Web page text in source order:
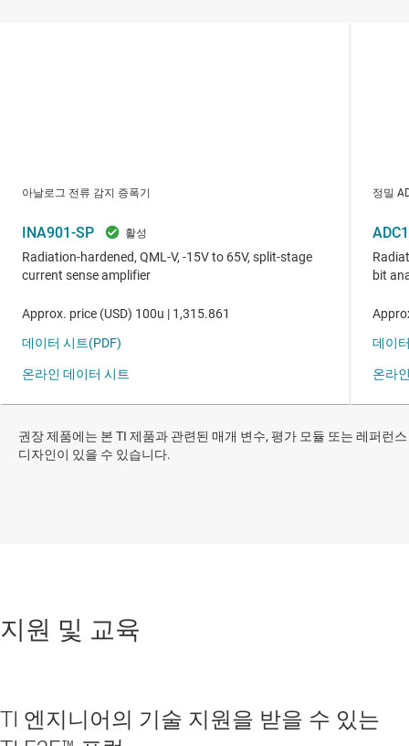
권장 제품에는 본 TI 제품과 관련된 매개 변수, 평가 모듈 또는 레퍼런스
디자인이 있을 수 있습니다.
지원 및 교육
TI 엔지니어의 기술 지원을 받을 수 있는